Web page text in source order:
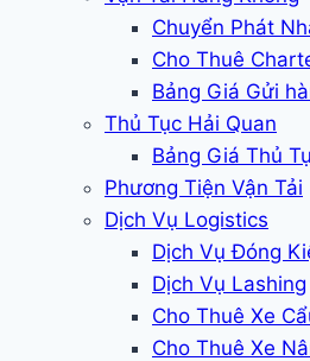
Chuyển Phát
Cho Thuê
Bảng Giá Gửi
Thủ Tục Hải Quan
Bảng Giá Thủ
Phương Tiện Vận Tải
Dịch Vụ Logistics
Dịch Vụ Đóng
Dịch Vụ Lashing
Cho Thuê Xe
Cho Thuê Xe